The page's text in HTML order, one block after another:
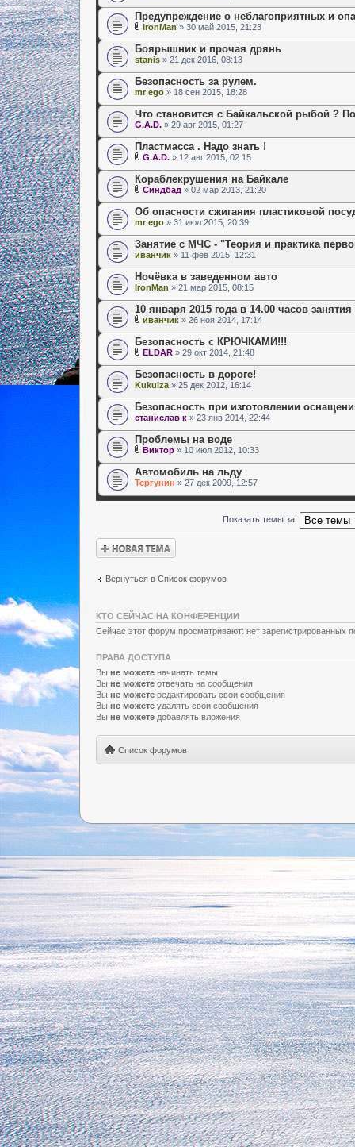
Предупреждение о неблагоприятных и
IronMan » 30 май 2015, 21:23
Боярышник и прочая дрянь
stanis » 21 дек 2016, 08:13
Безопасность за рулем.
mr ego » 18 сен 2015, 18:28
Что становится с Байкальской рыбой ?
G.A.D. » 29 авг 2015, 01:27
Пластмасса . Надо знать !
G.A.D. » 12 авг 2015, 02:15
Кораблекрушения на Байкале
Синдбад » 02 мар 2013, 21:20
Об опасности сжигания пластиковой
mr ego » 31 июл 2015, 20:39
Занятие с МЧС - "Теория и практика
иванчик » 11 фев 2015, 12:31
Ночёвка в заведенном авто
IronMan » 21 мар 2015, 08:15
10 января 2015 года в 14.00 часов
иванчик » 26 ноя 2014, 17:14
Безопасность с КРЮЧКАМИ!!!
ELDAR » 29 окт 2014, 21:48
Безопасность в дороге!
Kukulza » 25 дек 2012, 16:14
Безопасность при изготовлении
станислав к » 23 янв 2014, 22:44
Проблемы на воде
Виктор » 10 июл 2012, 10:33
Автомобиль на льду
Тергунин » 27 дек 2009, 12:57
Показать темы за:
Новая тема
Вернуться в Список форумов
КТО СЕЙЧАС НА КОНФЕРЕНЦИИ
Сейчас этот форум просматривают: нет зарегистрированных
ПРАВА ДОСТУПА
Вы не можете начинать темы
Вы не можете отвечать на сообщения
Вы не можете редактировать свои сообщения
Вы не можете удалять свои сообщения
Вы не можете добавлять вложения
Список форумов